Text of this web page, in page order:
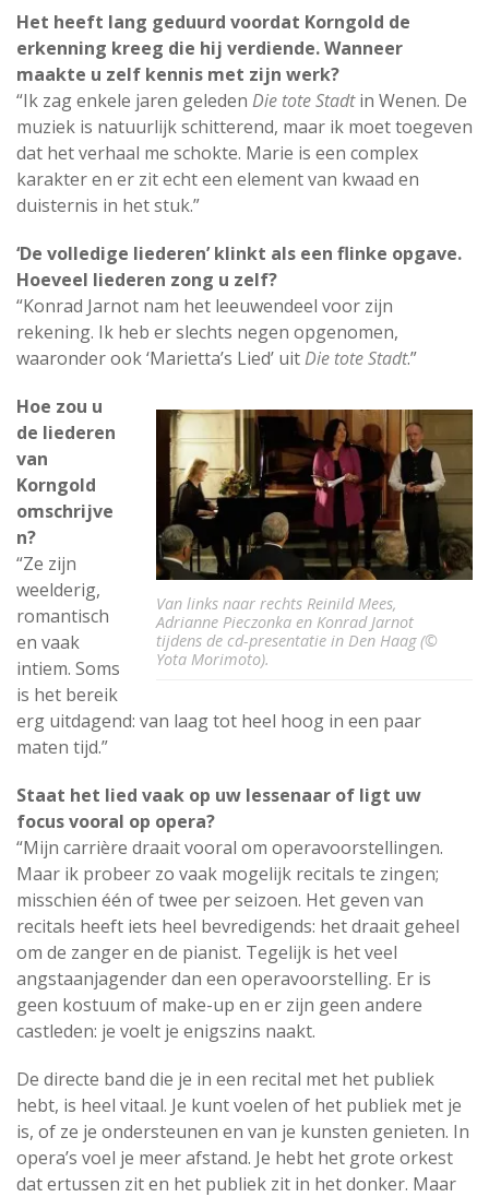
Het heeft lang geduurd voordat Korngold de
erkenning kreeg die hij verdiende. Wanneer
maakte u zelf kennis met zijn werk?
“Ik zag enkele jaren geleden Die tote Stadtin Wenen. De
muziek is natuurlijk schitterend, maar ik moet toegeven
dat het verhaal me schokte. Marie is een complex
karakter en er zit echt een element van kwaad en
duisternis in het stuk.”
‘De volledige liederen’ klinkt als een flinke opgave.
Hoeveel liederen zong u zelf?
“Konrad Jarnot nam het leeuwendeel voor zijn
rekening. Ik heb er slechts negen opgenomen,
waaronder ook ‘Marietta’s Lied’ uitDie tote Stadt.”
Van links naar rechts Reinild Mees,
Adrianne Pieczonka en Konrad Jarnot
tijdens de cd-presentatie in Den Haag (©
Yota Morimoto).
Hoe zou u
de liederen
van
Korngold
omschrijve
n?
“Ze zijn
weelderig,
romantisch
en vaak
intiem. Soms
is het bereik
erg uitdagend: van laag tot heel hoog in een paar
maten tijd.”
Staat het lied vaak op uw lessenaar of ligt uw
focus vooral op opera?
“Mijn carrière draait vooral om operavoorstellingen.
Maar ik probeer zo vaak mogelijk recitals te zingen;
misschien één of twee per seizoen. Het geven van
recitals heeft iets heel bevredigends: het draait geheel
om de zanger en de pianist. Tegelijk is het veel
angstaanjagender dan een operavoorstelling. Er is
geen kostuum of make-up en er zijn geen andere
castleden: je voelt je enigszins naakt.
De directe band die je in een recital met het publiek
hebt, is heel vitaal. Je kunt voelen of het publiek met je
is, of ze je ondersteunen en van je kunsten genieten. In
opera’s voel je meer afstand. Je hebt het grote orkest
dat ertussen zit en het publiek zit in het donker. Maar